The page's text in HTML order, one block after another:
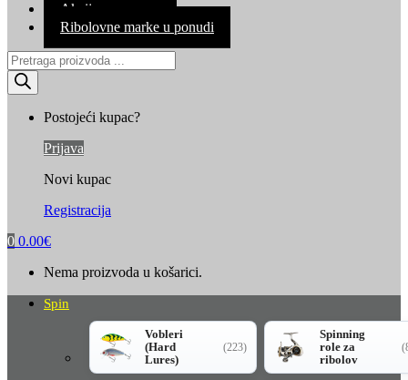
Akcija
Ribolovne marke u ponudi
Products
search
Postojeći kupac?
Prijava
Novi kupac
Registracija
0 0.00€
Nema proizvoda u košarici.
Spin
Vobleri
(Hard
Lures)
(223)
Spinning
role za
ribolov